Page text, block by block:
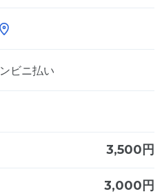
ビニ払い
3,500円
3,000円